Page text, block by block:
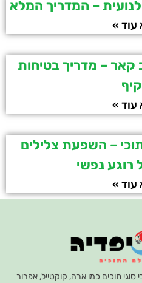
– המדריך המלא
עוד »
קאר – מדריך בטיחות
עוד »
– השפעת צלילים
רוגע נפשי
עוד »
תוכים כמו ארה, קוקטייל, אפרור